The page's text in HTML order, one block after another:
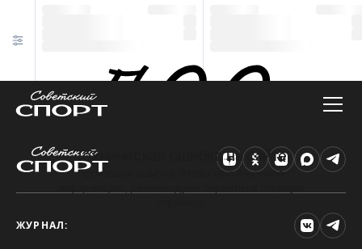
Техническая ошибка на сайте
Произошла ошибка. Чтобы найти нужную
ЖУРНАЛ: